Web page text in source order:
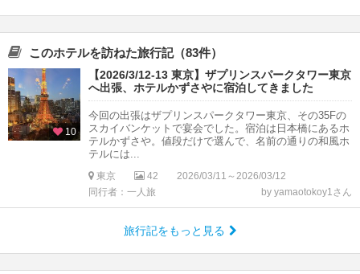
このホテルを訪ねた旅行記（83件）
10
【2026/3/12-13 東京】ザプリンスパークタワー東京
へ出張、ホテルかずさやに宿泊してきました
今回の出張はザプリンスパークタワー東京、その35Fの
スカイバンケットで宴会でした。宿泊は日本橋にあるホ
テルかずさや。値段だけで選んで、名前の通りの和風ホ
テルには...
東京 42
2026/03/11～2026/03/12
同行者：一人旅
by yamaotokoy1さん
旅行記をもっと見る